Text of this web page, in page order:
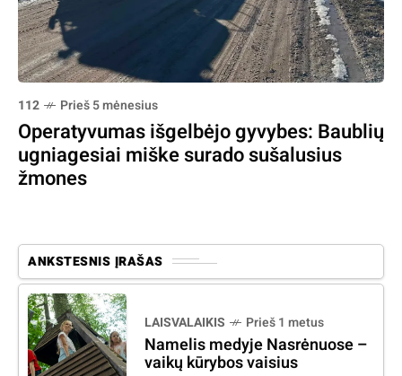
112 Prieš 5 mėnesius
Operatyvumas išgelbėjo gyvybes: Baublių
ugniagesiai miške surado sušalusius
žmones
ANKSTESNIS ĮRAŠAS
LAISVALAIKIS Prieš 1 metus
Namelis medyje Nasrėnuose –
vaikų kūrybos vaisius